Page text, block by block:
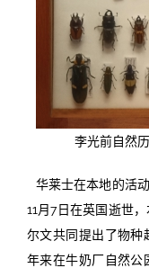
李光前自然
华莱士在本地的活
11月7日在英国逝世
尔文共同提出了物种
年来在牛奶厂自然公